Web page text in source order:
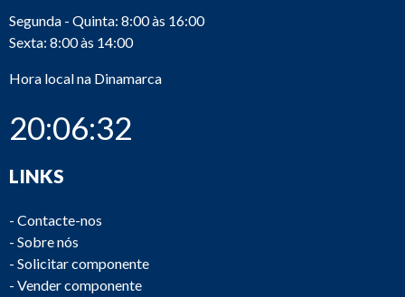
Segunda - Quinta: 8:00 às 16:00
Sexta: 8:00 às 14:00
Hora local na Dinamarca
20:06:32
LINKS
- Contacte-nos
- Sobre nós
- Solicitar componente
- Vender componente